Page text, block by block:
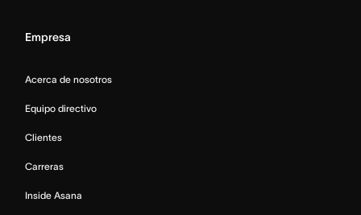
Empresa
Acerca de nosotros
Equipo directivo
Clientes
Carreras
Inside Asana